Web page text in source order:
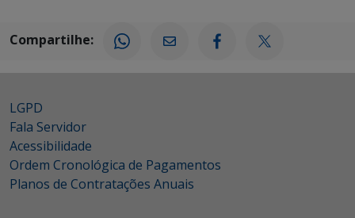
Compartilhe:
LGPD
Fala Servidor
Acessibilidade
Ordem Cronológica de Pagamentos
Planos de Contratações Anuais